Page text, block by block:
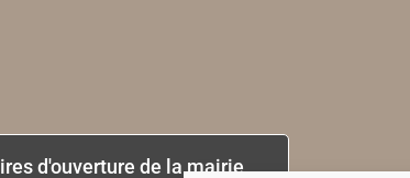
d'ouverture de la mairie